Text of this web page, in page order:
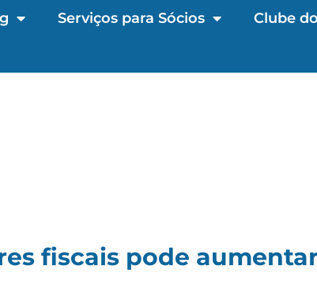
Serviços para Sócios Clube
fiscais pode